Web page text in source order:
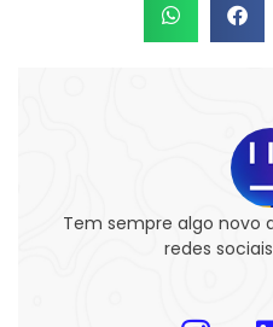
Tem sempre algo novo
redes